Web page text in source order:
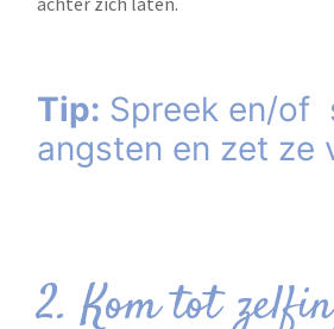
achter zich laten.
Tip: Spreek en/of
angsten en zet ze
2. Kom tot